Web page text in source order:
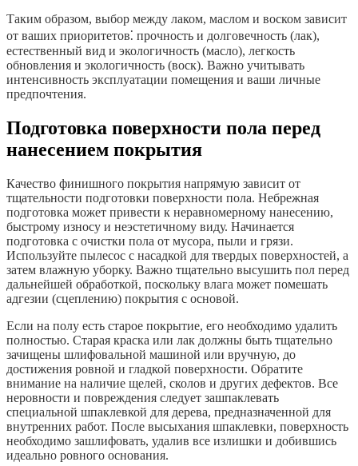
Таким образом, выбор между лаком, маслом и воском зависит
от ваших приоритетов⁚ прочность и долговечность (лак),
естественный вид и экологичность (масло), легкость
обновления и экологичность (воск). Важно учитывать
интенсивность эксплуатации помещения и ваши личные
предпочтения.
Подготовка поверхности пола перед
нанесением покрытия
Качество финишного покрытия напрямую зависит от
тщательности подготовки поверхности пола. Небрежная
подготовка может привести к неравномерному нанесению,
быстрому износу и неэстетичному виду. Начинается
подготовка с очистки пола от мусора, пыли и грязи.
Используйте пылесос с насадкой для твердых поверхностей, а
затем влажную уборку. Важно тщательно высушить пол перед
дальнейшей обработкой, поскольку влага может помешать
адгезии (сцеплению) покрытия с основой.
Если на полу есть старое покрытие, его необходимо удалить
полностью. Старая краска или лак должны быть тщательно
зачищены шлифовальной машиной или вручную, до
достижения ровной и гладкой поверхности. Обратите
внимание на наличие щелей, сколов и других дефектов. Все
неровности и повреждения следует зашпаклевать
специальной шпаклевкой для дерева, предназначенной для
внутренних работ. После высыхания шпаклевки, поверхность
необходимо зашлифовать, удалив все излишки и добившись
идеально ровного основания.